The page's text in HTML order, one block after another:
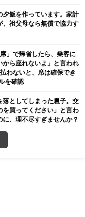
夕飯を作っています。家計
、祖父母なら無償で協力す
」で帰省したら、乗客に
から座れないよ」と言われ
わないと、席は確保でき
を確認
落としてしまった息子。交
を買ってください」と言わ
、理不尽すぎませんか？